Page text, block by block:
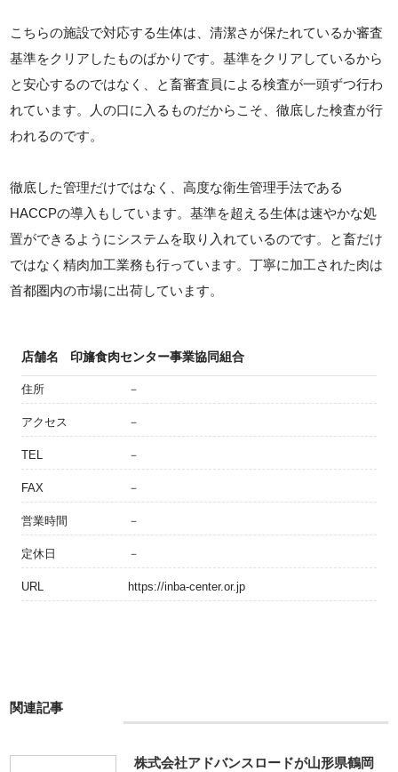
こちらの施設で対応する生体は、清潔さが保たれているか審査
基準をクリアしたものばかりです。基準をクリアしているから
と安心するのではなく、と畜審査員による検査が一頭ずつ行わ
れています。人の口に入るものだからこそ、徹底した検査が行
われるのです。
徹底した管理だけではなく、高度な衛生管理手法である
HACCPの導入もしています。基準を超える生体は速やかな処
置ができるようにシステムを取り入れているのです。と畜だけ
ではなく精肉加工業務も行っています。丁寧に加工された肉は
首都圏内の市場に出荷しています。
店舗名 印旛食肉センター事業協同組合
住所 －
アクセス －
TEL －
FAX －
営業時間 －
定休日 －
URL https://inba-center.or.jp
関連記事
株式会社アドバンスロードが山形県鶴岡